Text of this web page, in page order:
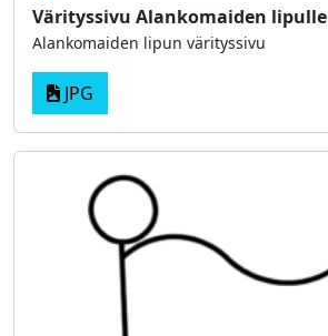
Värityssivu Alankomaiden lipulle
Alankomaiden lipun värityssivu
JPG